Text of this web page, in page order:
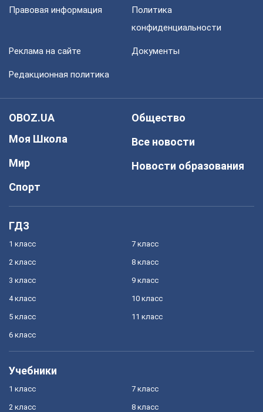
Правовая информация
Политика
конфиденциальности
Реклама на сайте Документы
Редакционная политика
OBOZ.UA
Моя Школа
Мир
Спорт
Общество
Все новости
Новости образования
ГДЗ
1 класс
2 класс
3 класс
4 класс
5 класс
6 класс
7 класс
8 класс
9 класс
10 класс
11 класс
Учебники
1 класс
2 класс
7 класс
8 класс